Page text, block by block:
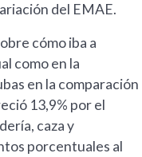
del EMAE.
cómo iba a
como en la
en la comparación
13,9% por el
caza y
porcentuales al